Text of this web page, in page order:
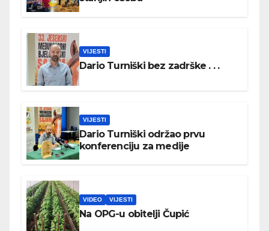
VIJESTI
Dario Turniški bez zadrške . . .
VIJESTI
Dario Turniški održao prvu
konferenciju za medije
VIDEO VIJESTI
Na OPG-u obitelji Čupić